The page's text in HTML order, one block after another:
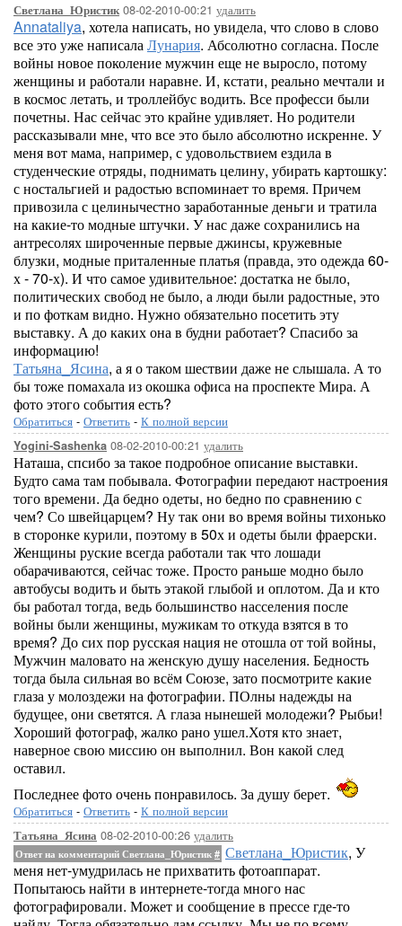
Светлана_Юристик08-02-2010-00:21 удалить
Annataliya, хотела написать, но увидела, что слово в слово
все это уже написалаЛунария. Абсолютно согласна. После
войны новое поколение мужчин еще не выросло, потому
женщины и работали наравне. И, кстати, реально мечтали и
в космос летать, и троллейбус водить. Все професси были
почетны. Нас сейчас это крайне удивляет. Но родители
рассказывали мне, что все это было абсолютно искренне. У
меня вот мама, например, с удовольствием ездила в
студенческие отряды, поднимать целину, убирать картошку:
с ностальгией и радостью вспоминает то время. Причем
привозила с целинычестно заработанные деньги и тратила
на какие-то модные штучки. У нас даже сохранились на
антресолях широченные первые джинсы, кружевные
блузки, модные приталенные платья (правда, это одежда 60-
х - 70-х). И что самое удивительное: достатка не было,
политических свобод не было, а люди были радостные, это
и по фоткам видно. Нужно обязательно посетить эту
выставку. А до каких она в будни работает? Спасибо за
информацию!
Татьяна_Ясина, а я о таком шествии даже не слышала. А то
бы тоже помахала из окошка офиса на проспекте Мира. А
фото этого события есть?
Обратиться - Ответить - К полной версии
Yogini-Sashenka 08-02-2010-00:21 удалить
Наташа, спсибо за такое подробное описание выставки.
Будто сама там побывала. Фотографии передают настроения
того времени. Да бедно одеты, но бедно по сравнению с
чем? Со швейцарцем? Ну так они во время войны тихонько
в сторонке курили, поэтому в 50х и одеты были фраерски.
Женщины руские всегда работали так что лошади
обарачиваются, сейчас тоже. Просто раньше модно было
автобусы водить и быть этакой глыбой и оплотом. Да и кто
бы работал тогда, ведь большинство насселения после
войны были женщины, мужикам то откуда взятся в то
время? До сих пор русская нация не отошла от той войны,
Мужчин маловато на женскую душу населения. Бедность
тогда была сильная во всём Союзе, зато посмотрите какие
глаза у молоздежи на фотографии. ПОлны надежды на
будущее, они светятся. А глаза нынешей молодежи? Рыбьи!
Хороший фотограф, жалко рано ушел.Хотя кто знает,
наверное свою миссию он выполнил. Вон какой след
оставил.
Последнее фото очень понравилось. За душу берет.
Обратиться - Ответить - К полной версии
Татьяна_Ясина 08-02-2010-00:26 удалить
Ответ на комментарий Светлана_Юристик # Светлана_Юристик, У
меня нет-умудрилась не прихватить фотоаппарат.
Попытаюсь найти в интернете-тогда много нас
фотографировали. Может и сообщение в прессе где-то